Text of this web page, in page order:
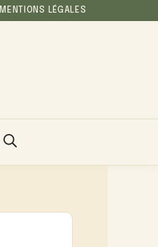
MENTIONS LÉGALES